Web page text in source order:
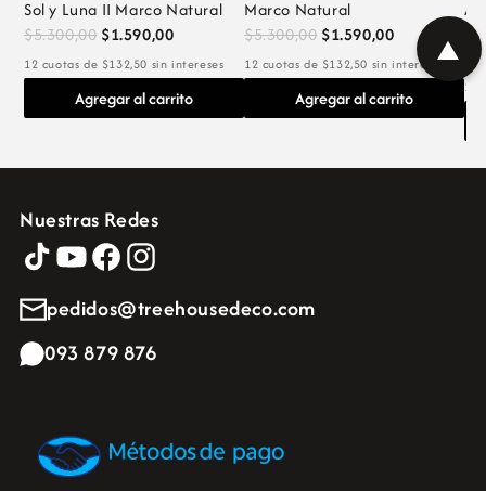
Sol y Luna II Marco Natural
$5.300,00 $1.590,00
12 cuotas de $132,50 sin intereses
Agregar al carrito
Marco Natural
$5.300,00 $1.590,00
12 cuotas de $132,50 sin intereses
Agregar al carrito 12
▲
Nuestras Redes
pedidos@treehousedeco.com
093 879 876